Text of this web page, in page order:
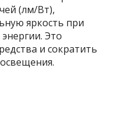
(лм/Вт),
яркость при
Это
и сократить